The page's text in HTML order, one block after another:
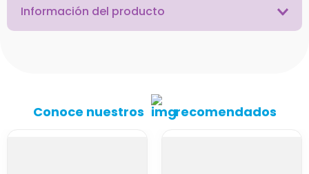
Información del producto
Conoce nuestros recomendados